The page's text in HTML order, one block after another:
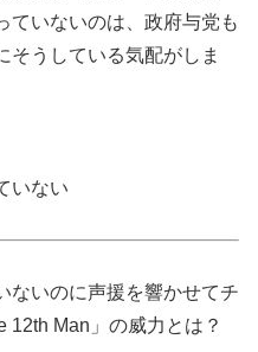
ていないのは、政府与党も
そうしている気配がしま
いない
ないのに声援を響かせてチ
12th Man」の威力とは？